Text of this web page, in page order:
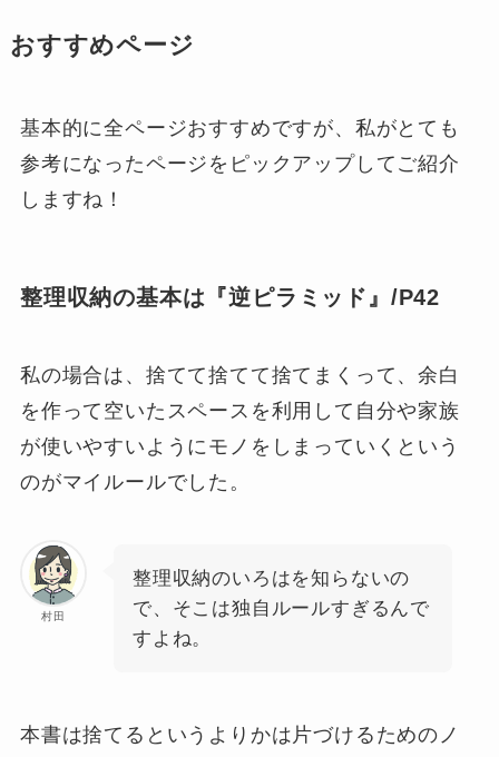
おすすめページ
基本的に全ページおすすめですが、私がとても
参考になったページをピックアップしてご紹介
しますね！
整理収納の基本は『逆ピラミッド』/P42
私の場合は、捨てて捨てて捨てまくって、余白
を作って空いたスペースを利用して自分や家族
が使いやすいようにモノをしまっていくという
のがマイルールでした。
村田
整理収納のいろはを知らないの
で、そこは独自ルールすぎるんで
すよね。
本書は捨てるというよりかは片づけるためのノ